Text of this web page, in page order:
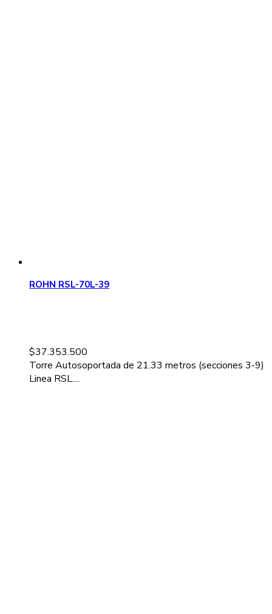
ROHN RSL-70L-39
$37.353.500
Torre Autosoportada de 21.33 metros (secciones 3-9)
Linea RSL....